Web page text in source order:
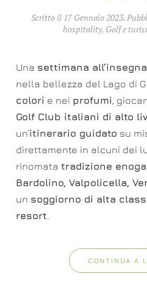
Scritto il 17 Gennaio 2023.
hospitality, Golf e
Una settimana
nella bellezza del Lago di
colori e nei profumi,
Golf Club italiani di alto
un’itinerario guidato su
direttamente in alcuni dei
rinomata tradizione
Bardolino, Valpolicella,
un soggiorno di alta
resort.
CONTINUA A